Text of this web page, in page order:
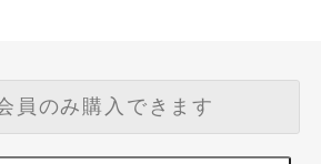
員のみ購入できます